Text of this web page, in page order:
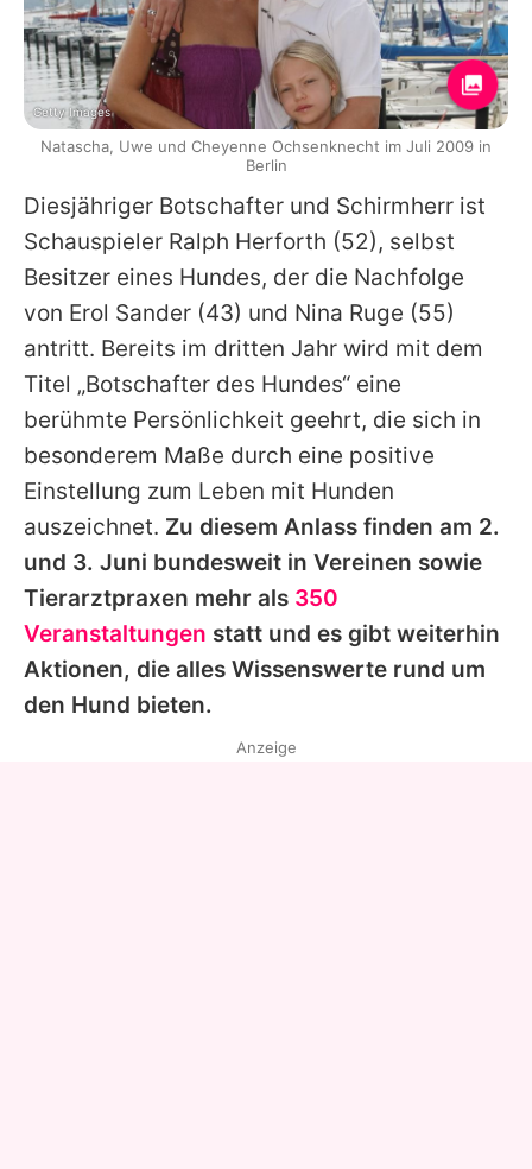
Diesjähriger Botschafter und Schirmherr ist
Schauspieler Ralph Herforth (52), selbst
Besitzer eines Hundes, der die Nachfolge
von Erol Sander (43) und Nina Ruge (55)
antritt. Bereits im dritten Jahr wird mit dem
Titel „Botschafter des Hundes“ eine
berühmte Persönlichkeit geehrt, die sich in
besonderem Maße durch eine positive
Einstellung zum Leben mit Hunden
auszeichnet. Zu diesem Anlass finden am 2.
und 3. Juni bundesweit in Vereinen sowie
Tierarztpraxen mehr als 350
Veranstaltungen statt und es gibt weiterhin
Aktionen, die alles Wissenswerte rund um
den Hund bieten.
Getty Images
Natascha, Uwe und Cheyenne Ochsenknecht im Juli 2009 in
Berlin
Anzeige